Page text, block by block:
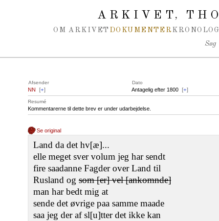
ARKIVET,
OM ARKIVET DOKUMENTER
Søg
Afsender Dato
NN [+] Antagelig efter 1800 [+]
Resumé
Kommentarerne til dette brev er under udarbejdelse.
Se original
Land da det hv[æ]...
elle meget sver volum jeg har sendt
fire saadanne Fagder over Land til
Rusland og som [er] vel [ankomnde]
man har bedt mig at
sende det øvrige paa samme maade
saa jeg der af sl[u]tter det ikke kan